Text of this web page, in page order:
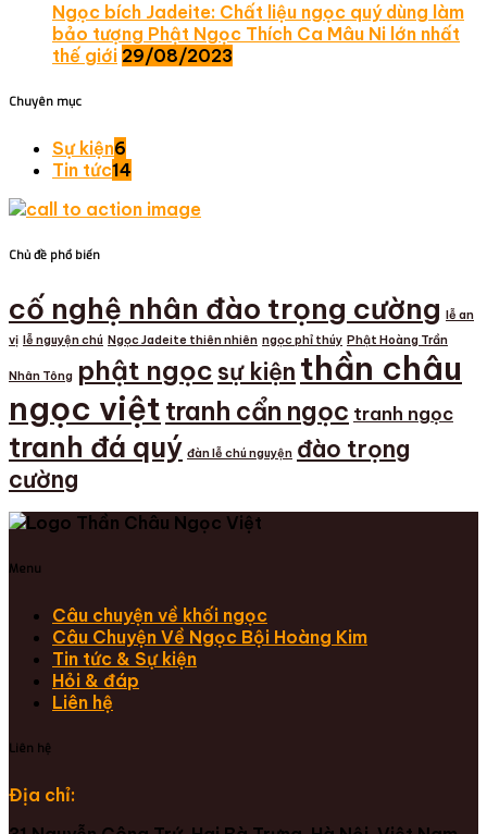
Ngọc bích Jadeite: Chất liệu ngọc quý dùng làm
bảo tượng Phật Ngọc Thích Ca Mâu Ni lớn nhất
thế giới 29/08/2023
Chuyên mục
Sự kiện6
Tin tức14
Chủ đề phổ biến
cố nghệ nhân đào trọng cường lễ an
vị lễ nguyện chú Ngọc Jadeite thiên nhiên ngọc phỉ thúy Phật Hoàng Trần
Nhân Tông phật ngọc sự kiện thần châu
ngọc việt tranh cẩn ngọc tranh ngọc
tranh đá quý đàn lễ chú nguyện đào trọng
cường
Menu
Câu chuyện về khối ngọc
Câu Chuyện Về Ngọc Bội Hoàng Kim
Tin tức & Sự kiện
Hỏi & đáp
Liên hệ
Liên hệ
Địa chỉ: